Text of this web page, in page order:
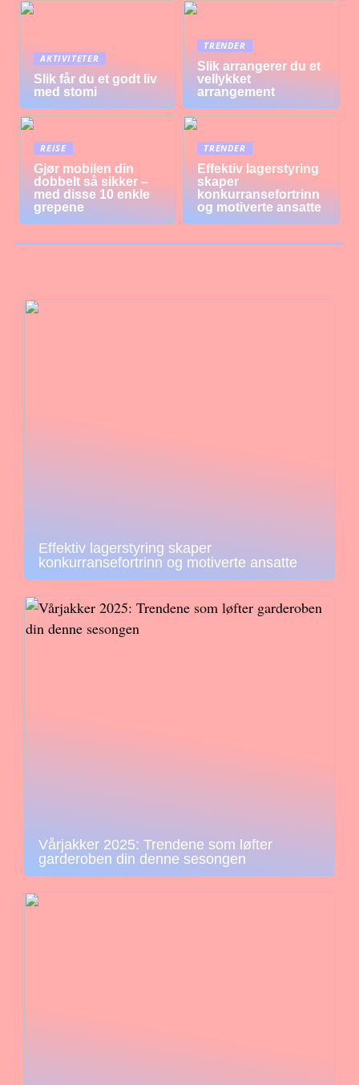
AKTIVITETER
Slik får du et godt liv
med stomi
TRENDER
Slik arrangerer du et
vellykket
arrangement
REISE
Gjør mobilen din
dobbelt så sikker –
med disse 10 enkle
grepene
TRENDER
Effektiv lagerstyring
skaper
konkurransefortrinn
og motiverte ansatte
Effektiv lagerstyring skaper
konkurransefortrinn og motiverte ansatte
Vårjakker 2025: Trendene som løfter
garderoben din denne sesongen